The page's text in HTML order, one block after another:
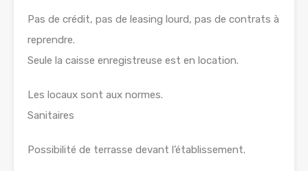
Pas de crédit, pas de leasing lourd, pas de contrats à
reprendre.
Seule la caisse enregistreuse est en location.
Les locaux sont aux normes.
Sanitaires
Possibilité de terrasse devant l’établissement.